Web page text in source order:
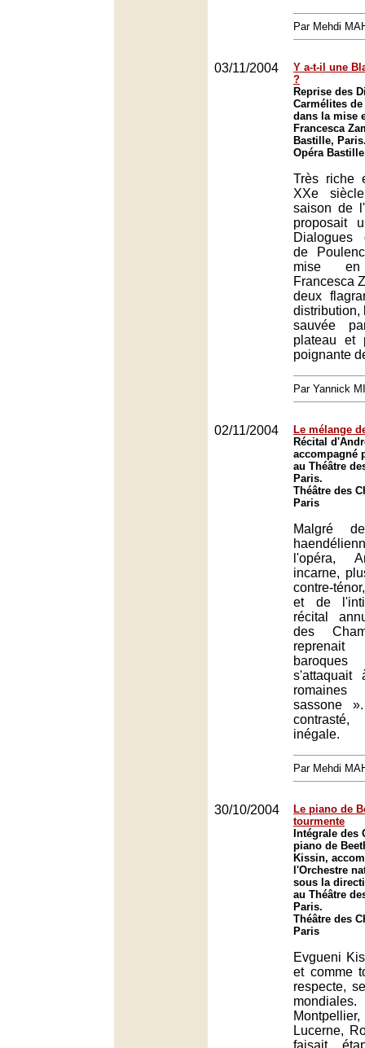
Par Mehdi
03/11/2004
Y a-t-il une
?
Reprise des
Carmélites
dans la mise
Francesca
Bastille,
Opéra
Très riche
XXe
saison de
proposait
Dialogues
de
mise
Francesca
deux
distribution,
sauvée
plateau et
poignante
Par Yannick
02/11/2004
Le mélange
Récital
accompagné
au Théâtre
Paris.
Théâtre des
Paris
Malgré
l'opéra,
incarne,
contre-
et de
récital
des
s'attaquait
sassone
inégale.
Par Mehdi
30/10/2004
Le piano de
tourmente
Intégrale des
piano de
Kissin,
l'Orchestre
sous la
au Théâtre
Paris.
Théâtre des
Paris
Evgueni
et comme
respecte,
mondiales.
Lucerne,
faisait